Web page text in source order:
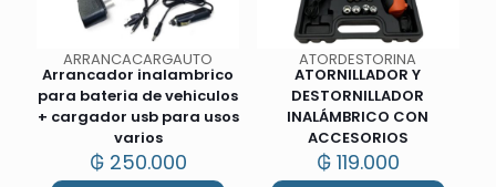
ARRANCACARGAUTO
Arrancador inalambrico
para bateria de vehiculos
+ cargador usb para usos
varios
₲250.000
ATORDESTORINA
ATORNILLADOR Y
DESTORNILLADOR
INALÁMBRICO CON
ACCESORIOS
₲119.000